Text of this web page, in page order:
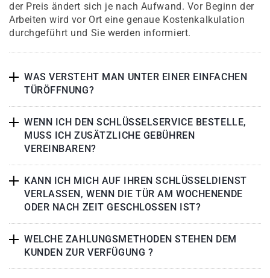
der Preis ändert sich je nach Aufwand. Vor Beginn der
Arbeiten wird vor Ort eine genaue Kostenkalkulation
durchgeführt und Sie werden informiert.
WAS VERSTEHT MAN UNTER EINER EINFACHEN
TÜRÖFFNUNG?
WENN ICH DEN SCHLÜSSELSERVICE BESTELLE,
MUSS ICH ZUSÄTZLICHE GEBÜHREN
VEREINBAREN?
KANN ICH MICH AUF IHREN SCHLÜSSELDIENST
VERLASSEN, WENN DIE TÜR AM WOCHENENDE
ODER NACH ZEIT GESCHLOSSEN IST?
WELCHE ZAHLUNGSMETHODEN STEHEN DEM
KUNDEN ZUR VERFÜGUNG ?